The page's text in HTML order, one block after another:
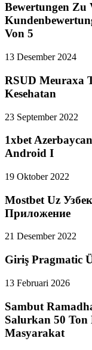
Bewertungen Zu
Von 5
13 Desember 2024
RSUD Meuraxa
Kesehatan
23 September 2022
1xbet
Android I
19 Oktober 2022
Mostbet Uz
Приложение
21 Desember 2022
Giriş Pragmatic
13 Februari 2026
Sambut
Salurkan 50
Masyarakat